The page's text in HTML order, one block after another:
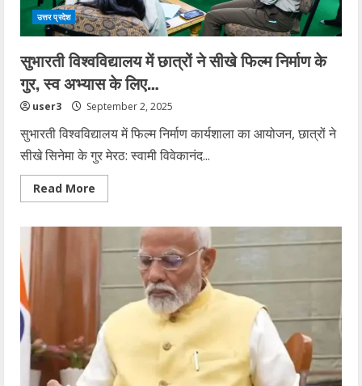
उत्तर प्रदेश
सुभारती विश्वविद्यालय में छात्रों ने सीखे फिल्म निर्माण के
गुर, स्व अभ्यास के लिए…
user3 September 2, 2025
सुभारती विश्वविद्यालय में फिल्म निर्माण कार्यशाला का आयोजन, छात्रों ने
सीखे सिनेमा के गुर मेरठ: स्वामी विवेकानंद...
Read More
more
विश्वविद्यालय
में
छात्रों
फिल्म
गुर,
स्व
अभ्यास
लिए…